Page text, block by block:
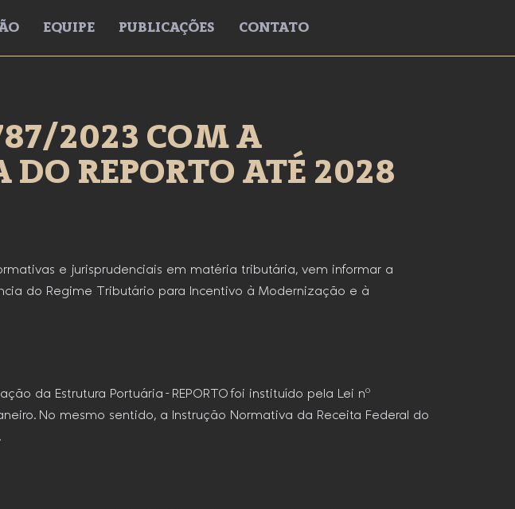
EQUIPE PUBLICAÇÕES CONTATO
2023 COM A
DO REPORTO ATÉ 2028
e jurisprudenciais em matéria tributária, vem informar a
do Regime Tributário para Incentivo à Modernização e à
da Estrutura Portuária – REPORTO foi instituído pela Lei nº
No mesmo sentido, a Instrução Normativa da Receita Federal do